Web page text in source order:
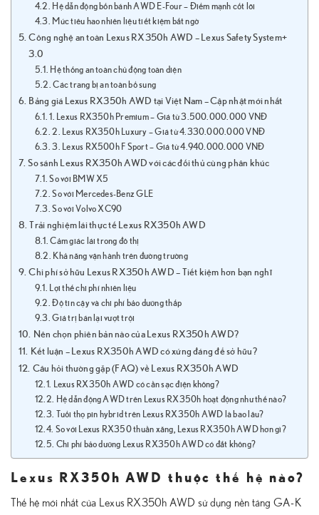
Hệ dẫn động bốn bánh AWD E-Four – Điểm mạnh cốt lõi
Mức tiêu hao nhiên liệu tiết kiệm bất ngờ
Công nghệ an toàn Lexus RX350h AWD – Lexus Safety System+
3.0
Hệ thống an toàn chủ động toàn diện
Các trang bị an toàn bổ sung
Bảng giá Lexus RX350h AWD tại Việt Nam – Cập nhật mới nhất
1. Lexus RX350h Premium – Giá từ 3.500.000.000 VNĐ
2. Lexus RX350h Luxury – Giá từ 4.330.000.000 VNĐ
3. Lexus RX500h F Sport – Giá từ 4.940.000.000 VNĐ
So sánh Lexus RX350h AWD với các đối thủ cùng phân khúc
So với BMW X5
So với Mercedes-Benz GLE
So với Volvo XC90
Trải nghiệm lái thực tế Lexus RX350h AWD
Cảm giác lái trong đô thị
Khả năng vận hành trên đường trường
Chi phí sở hữu Lexus RX350h AWD – Tiết kiệm hơn bạn nghĩ
Lợi thế chi phí nhiên liệu
Độ tin cậy và chi phí bảo dưỡng thấp
Giá trị bán lại vượt trội
Nên chọn phiên bản nào của Lexus RX350h AWD?
Kết luận – Lexus RX350h AWD có xứng đáng để sở hữu?
Câu hỏi thường gặp (FAQ) về Lexus RX350h AWD
Lexus RX350h AWD có cần sạc điện không?
Hệ dẫn động AWD trên Lexus RX350h hoạt động như thế nào?
Tuổi thọ pin hybrid trên Lexus RX350h AWD là bao lâu?
So với Lexus RX350 thuần xăng, Lexus RX350h AWD hơn gì?
Chi phí bảo dưỡng Lexus RX350h AWD có đắt không?
Lexus RX350h AWD thuộc thế hệ nào?
Thế hệ mới nhất của Lexus RX350h AWD sử dụng nền tảng GA-K